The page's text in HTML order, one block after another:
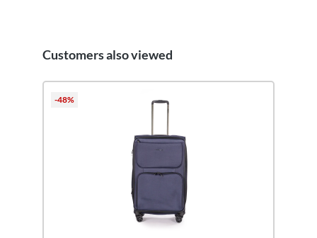
Productgalerij overslaan
Customers also viewed
-48%